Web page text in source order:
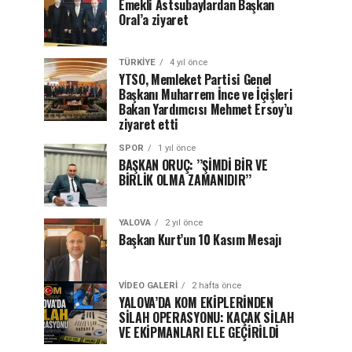
Emekli Astsubaylardan Başkan
Oral’a ziyaret
TÜRKIYE 4 yıl önce
YTSO, Memleket Partisi Genel
Başkanı Muharrem İnce ve İçişleri
Bakan Yardımcısı Mehmet Ersoy’u
ziyaret etti
SPOR 1 yıl önce
BAŞKAN ORUÇ: ’’ŞİMDİ BİR VE
BİRLİK OLMA ZAMANIDIR’’
YALOVA 2 yıl önce
Başkan Kurt’un 10 Kasım Mesajı
VIDEO GALERI 2 hafta önce
YALOVA’DA KOM EKİPLERİNDEN
SİLAH OPERASYONU: KAÇAK SİLAH
VE EKİPMANLARI ELE GEÇİRİLDİ